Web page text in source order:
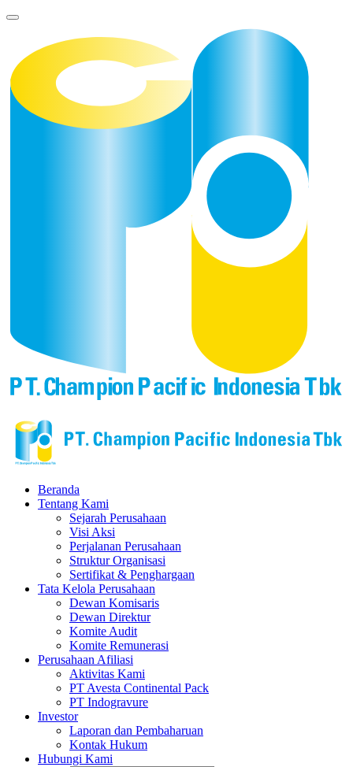
Beranda
Tentang Kami
Sejarah Perusahaan
Visi Aksi
Perjalanan Perusahaan
Struktur Organisasi
Sertifikat & Penghargaan
Tata Kelola Perusahaan
Dewan Komisaris
Dewan Direktur
Komite Audit
Komite Remunerasi
Perusahaan Afiliasi
Aktivitas Kami
PT Avesta Continental Pack
PT Indogravure
Investor
Laporan dan Pembaharuan
Kontak Hukum
Hubungi Kami